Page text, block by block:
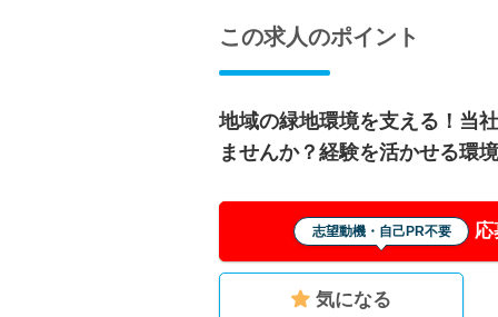
この求人のポイント
地域の緑地環境を支える！当
ませんか？経験を活かせる環
志望動機・自己PR不要
気になる